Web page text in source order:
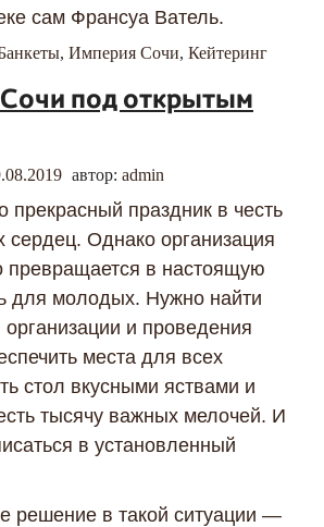
сам Франсуа Ватель.
, Империя Сочи, Кейтеринг
под открытым
автор: admin
праздник в честь
сердец. Однако организация
превращается в настоящую
для молодых. Нужно найти
и проведения
места для всех
стол вкусными яствами и
тысячу важных мелочей. И
в установленный
решение в такой ситуации —